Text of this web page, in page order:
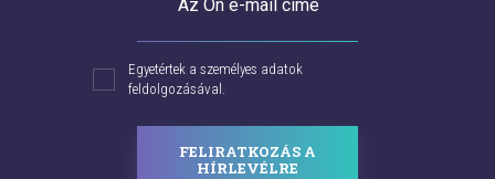
Az Ön e-mail címe
Egyetértek a személyes adatok
feldolgozásával.
FELIRATKOZÁS A
HÍRLEVÉLRE